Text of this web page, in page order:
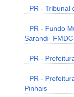
PR - Tribunal
PR - Fundo
Sarandi-
PR -
PR -
Pinhais